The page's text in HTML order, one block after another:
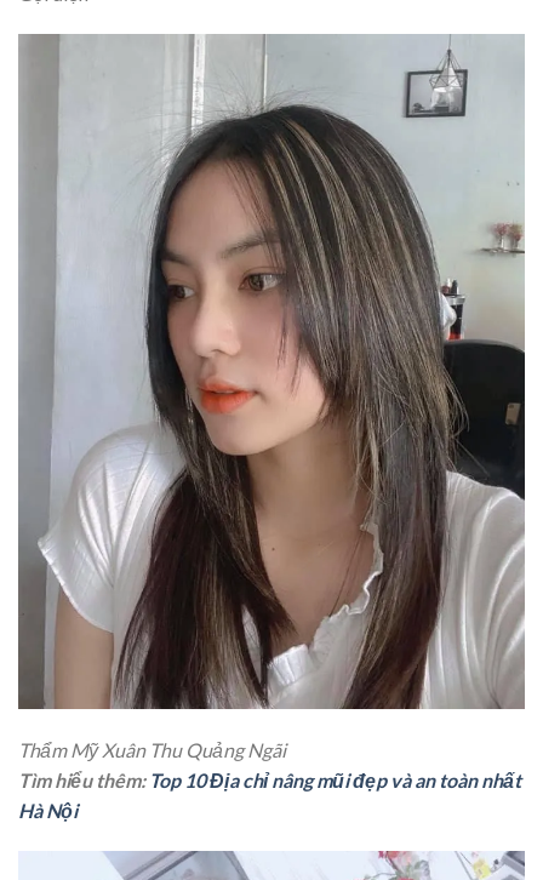
Thẩm Mỹ Xuân Thu Quảng Ngãi
Tìm hiểu thêm: Top 10 Địa chỉ nâng mũi đẹp và an toàn nhất
Hà Nội